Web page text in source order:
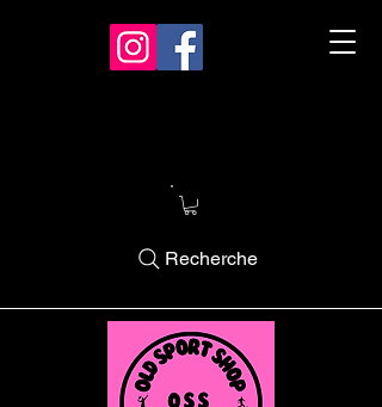
Recherche